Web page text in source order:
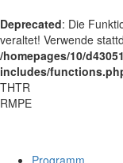
Deprecated: Die
veraltet! Verwende
/homepages/10/
includes/
THTR
RMPE
Programm